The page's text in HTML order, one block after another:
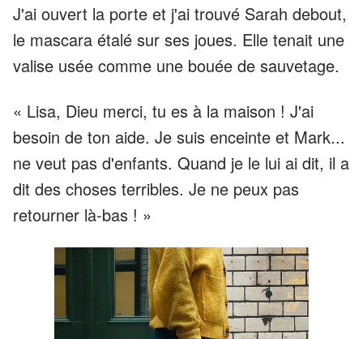
J'ai ouvert la porte et j'ai trouvé Sarah debout,
le mascara étalé sur ses joues. Elle tenait une
valise usée comme une bouée de sauvetage.
« Lisa, Dieu merci, tu es à la maison ! J'ai
besoin de ton aide. Je suis enceinte et Mark...
ne veut pas d'enfants. Quand je le lui ai dit, il a
dit des choses terribles. Je ne peux pas
retourner là-bas ! »